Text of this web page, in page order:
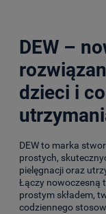
DEW –
dzieci i
DEW to marka
prostych,
pielęgnacji oraz
Łączy nowoczesną
prostym składem,
codziennego